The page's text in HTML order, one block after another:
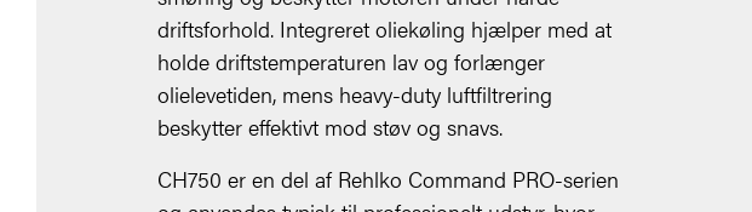
driftsforhold. Integreret oliekøling hjælper med at
holde driftstemperaturen lav og forlænger
olielevetiden, mens heavy-duty luftfiltrering
beskytter effektivt mod støv og snavs.
CH750 er en del af Rehlko Command PRO-serien